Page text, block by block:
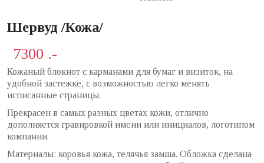
Шервуд /Кожа/
7300 .-
Кожаный блокнот с карманами для бумаг и визиток, на
удобной застежке, с возможностью легко менять
исписанные страницы.
Прекрасен в самых разных цветах кожи, отлично
дополняется гравировкой имени или инициалов, логотипом
компании.
Материалы: коровья кожа, телячья замша. Обложка сделана